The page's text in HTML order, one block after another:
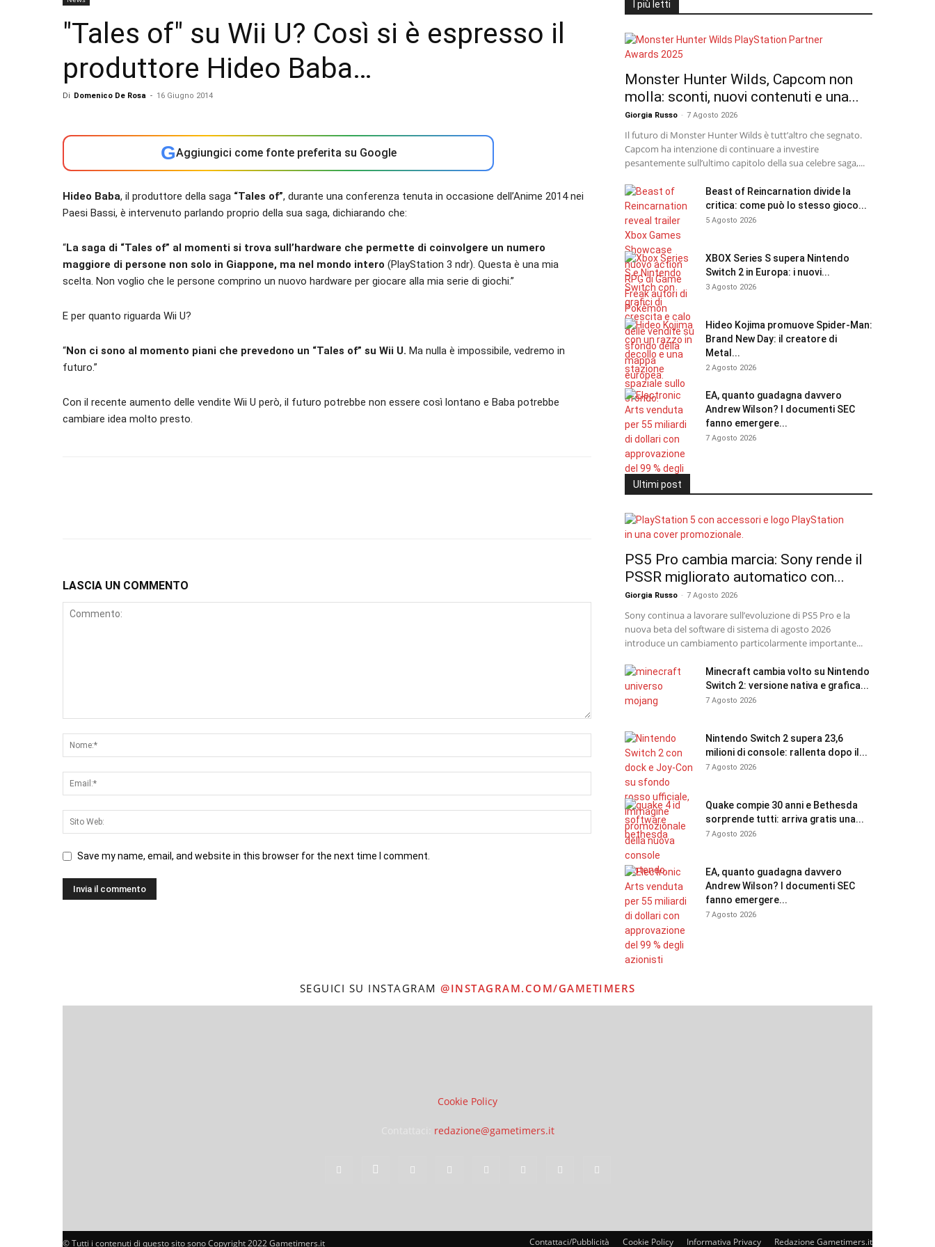
"Tales of" su Wii U? Così si è espresso il
produttore Hideo Baba…
Di Domenico De Rosa - 16 Giugno 2014
GAggiungici come fonte preferita su Google
Hideo Baba, il produttore della saga “Tales of”, durante una conferenza tenuta in occasione dell’Anime 2014 nei
Paesi Bassi, è intervenuto parlando proprio della sua saga, dichiarando che:
“La saga di “Tales of” al momenti si trova sull’hardware che permette di coinvolgere un numero
maggiore di persone non solo in Giappone, ma nel mondo intero (PlayStation 3 ndr). Questa è una mia
scelta. Non voglio che le persone comprino un nuovo hardware per giocare alla mia serie di giochi.”
E per quanto riguarda Wii U?
“Non ci sono al momento piani che prevedono un “Tales of” su Wii U. Ma nulla è impossibile, vedremo in
futuro.”
Con il recente aumento delle vendite Wii U però, il futuro potrebbe non essere così lontano e Baba potrebbe
cambiare idea molto presto.
LASCIA UN COMMENTO
Save my name, email, and website in this browser for the next time I comment.
I più letti
Monster Hunter Wilds, Capcom non
molla: sconti, nuovi contenuti e una...
Giorgia Russo - 7 Agosto 2026
Il futuro di Monster Hunter Wilds è tutt’altro che segnato.
Capcom ha intenzione di continuare a investire
pesantemente sull’ultimo capitolo della sua celebre saga,...
Beast of Reincarnation divide la
critica: come può lo stesso gioco...
5 Agosto 2026
XBOX Series S supera Nintendo
Switch 2 in Europa: i nuovi...
3 Agosto 2026
Hideo Kojima promuove Spider-Man:
Brand New Day: il creatore di
Metal...
2 Agosto 2026
EA, quanto guadagna davvero
Andrew Wilson? I documenti SEC
fanno emergere...
7 Agosto 2026
Ultimi post
PS5 Pro cambia marcia: Sony rende il
PSSR migliorato automatico con...
Giorgia Russo - 7 Agosto 2026
Sony continua a lavorare sull’evoluzione di PS5 Pro e la
nuova beta del software di sistema di agosto 2026
introduce un cambiamento particolarmente importante...
Minecraft cambia volto su Nintendo
Switch 2: versione nativa e grafica...
7 Agosto 2026
Nintendo Switch 2 supera 23,6
milioni di console: rallenta dopo il...
7 Agosto 2026
Quake compie 30 anni e Bethesda
sorprende tutti: arriva gratis una...
7 Agosto 2026
EA, quanto guadagna davvero
Andrew Wilson? I documenti SEC
fanno emergere...
7 Agosto 2026
SEGUICI SU INSTAGRAM @INSTAGRAM.COM/GAMETIMERS
Cookie Policy
redazione@gametimers.it
Contattaci/Pubblicità Cookie Policy Informativa Privacy Redazione Gametimers.it
© Tutti i contenuti di questo sito sono Copyright 2022 Gametimers.it